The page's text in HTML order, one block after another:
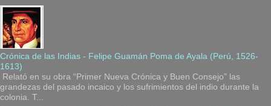
Crónica de las Indias - Felipe Guamán Poma de Ayala (Perú, 1526-
1613)
Relató en su obra “Primer Nueva Crónica y Buen Consejo” las
grandezas del pasado incaico y los sufrimientos del indio durante la
colonia. T...